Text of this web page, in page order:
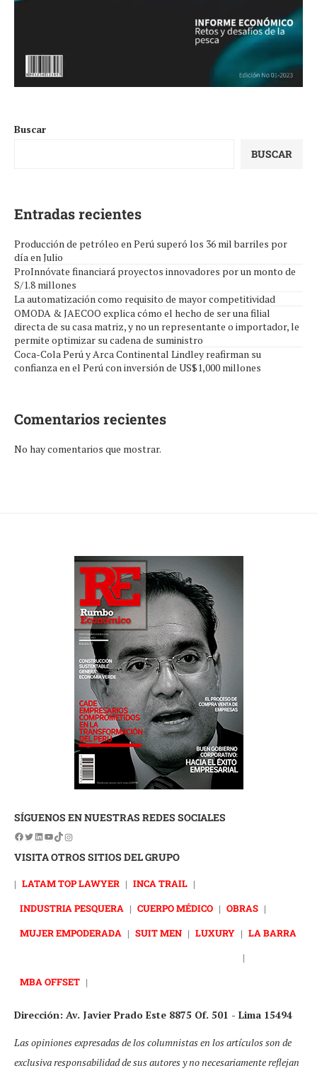
Buscar
BUSCAR
Entradas recientes
Producción de petróleo en Perú superó los 36 mil barriles por
día en Julio
ProInnóvate financiará proyectos innovadores por un monto de
S/1.8 millones
La automatización como requisito de mayor competitividad
OMODA & JAECOO explica cómo el hecho de ser una filial
directa de su casa matriz, y no un representante o importador, le
permite optimizar su cadena de suministro
Coca-Cola Perú y Arca Continental Lindley reafirman su
confianza en el Perú con inversión de US$1,000 millones
Comentarios recientes
No hay comentarios que mostrar.
SÍGUENOS EN NUESTRAS REDES SOCIALES
VISITA OTROS SITIOS DEL GRUPO
| LATAM TOP LAWYER | INCA TRAIL |
INDUSTRIA PESQUERA | CUERPO MÉDICO | OBRAS |
MUJER EMPODERADA | SUIT MEN | LUXURY | LA BARRA
|
MBA OFFSET |
Dirección: Av. Javier Prado Este 8875 Of. 501 - Lima 15494
Las opiniones expresadas de los columnistas en los artículos son de
exclusiva responsabilidad de sus autores y no necesariamente reflejan